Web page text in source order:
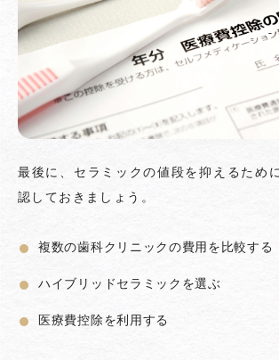
最後に、セラミックの値段を抑えるため
認しておきましょう。
複数の歯科クリニックの費用を比較する
ハイブリッドセラミックを選ぶ
医療費控除を利用する